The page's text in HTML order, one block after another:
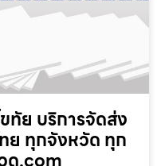
ทัย บริการจัดส่ง
ย ทุกจังหวัด ทุก